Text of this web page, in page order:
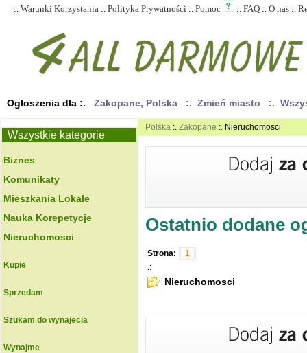
:. Warunki Korzystania :. Polityka Prywatności :. Pomoc :. FAQ :. O nas :.
Ogłoszenia dla :. Zakopane, Polska :. Zmień miasto :.
Wszystkie kategorie
Biznes
Komunikaty
Mieszkania Lokale
Nauka Korepetycje
Nieruchomosci
Kupie
Sprzedam
Szukam do wynajecia
Wynajme
Polska :. Zakopane :. Nieruchomosci
Ostatnio dodane
Strona:
1
.:
Nieruchomosci